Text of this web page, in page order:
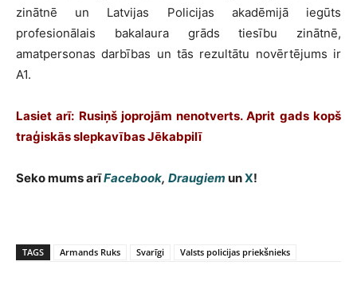
zinātnē un Latvijas Policijas akadēmijā iegūts
profesionālais bakalaura grāds tiesību zinātnē,
amatpersonas darbības un tās rezultātu novērtējums ir
A1.
Lasiet arī: Rusiņš joprojām nenotverts. Aprit gads kopš
traģiskās slepkavības Jēkabpilī
Seko mums arīFacebook, Draugiem unX!
TAGS Armands Ruks Svarīgi Valsts policijas priekšnieks